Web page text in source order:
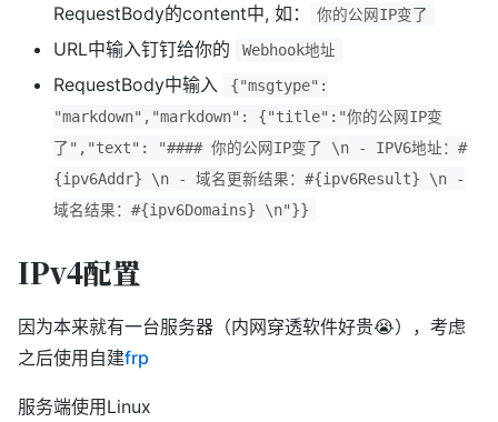
RequestBody的content中, 如：
你的公网IP变了
URL中输入钉钉给你的 Webhook地址
RequestBody中输入
{"msgtype":
"markdown","markdown": {"title":"你的公网IP变
了","text": "#### 你的公网IP变了 \n - IPV6地址：#
{ipv6Addr} \n - 域名更新结果：#{ipv6Result} \n -
域名结果：#{ipv6Domains} \n"}}
IPv4配置
因为本来就有一台服务器（内网穿透软件好贵😭），考虑
之后使用自建frp
服务端使用Linux